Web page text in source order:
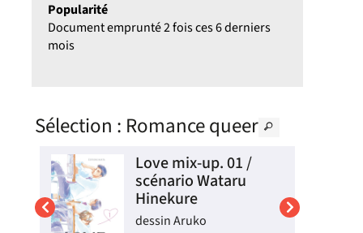
Popularité
Document emprunté 2 fois ces 6 derniers
mois
Sélection : Romance queer
Love mix-up. 01 /
scénario Wataru
Hinekure
dessin Aruko